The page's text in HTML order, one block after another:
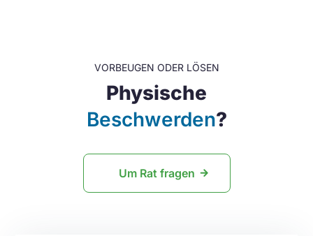
VORBEUGEN ODER LÖSEN
Physische
Beschwerden?
Um Rat fragen